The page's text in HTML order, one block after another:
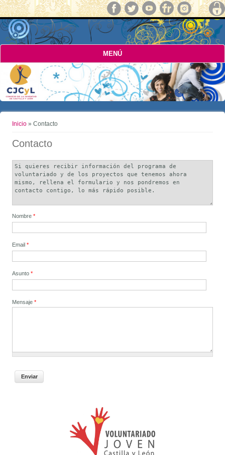
MENÚ
Usted está aquí
Inicio » Contacto
Contacto
Observaciones
Nombre*
Email*
Asunto*
Mensaje*